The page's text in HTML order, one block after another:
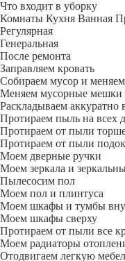
Что входит в уборку
Регу­лярная
Гене­ральная
После ремонта
Заправляем кровать
Собираем мусор и
Меняем мусорные мешки
Раскладываем аккуратно
Протираем пыль на всех
Протираем от пыли
Протираем от пыли
Моем дверные ручки
Моем зеркала и
Пылесосим пол
Моем пол и плинтуса
Моем шкафы и тумбы
Моем шкафы сверху
Протираем от пыли все
Моем радиаторы
Отодвигаем легкую